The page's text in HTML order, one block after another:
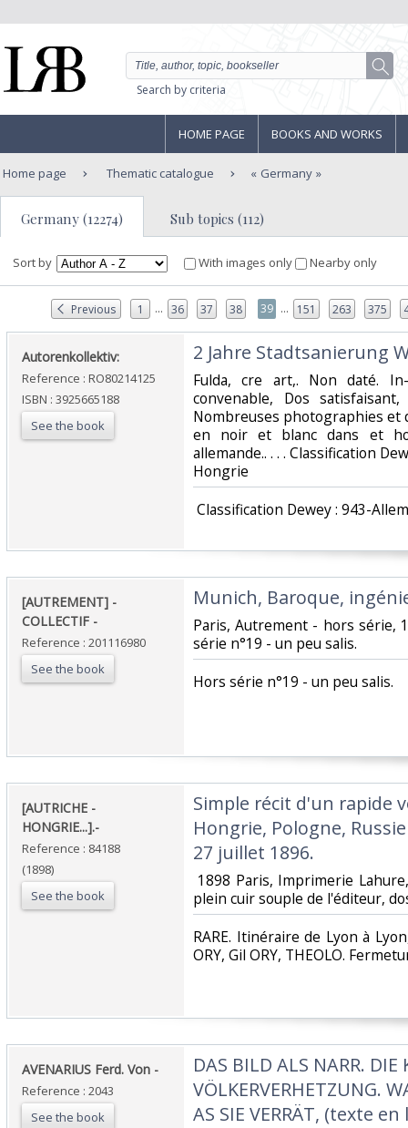
Search by criteria
HOME PAGE BOOKS AND WORKS
Home page Thematic catalogue Germany
Germany (12274) Sub topics (112)
Sort by With images only Nearby only
Previous 1 ... 36 37 38 39 ... 151 263 375
‎Autorenkollektiv:‎
Reference : RO80214125
ISBN : 3925665188
See the book
‎2 Jahre Stadtsanierung
‎Fulda, cre art,. Non daté.
convenable, Dos
Nombreuses photographies et
en noir et blanc dans et
allemande.. . . . Classification
Hongrie‎
Classification Dewey : 943-
‎[AUTREMENT] -
COLLECTIF - ‎
Reference : 201116980
See the book
‎Munich, Baroque,
‎Paris, Autrement - hors série,
série n°19 - un peu salis.‎
‎Hors série n°19 - un peu salis.‎
‎[AUTRICHE -
HONGRIE...].-‎
Reference : 84188
(1898)
See the book
‎Simple récit d'un rapide
Hongrie, Pologne,
27 juillet 1896.‎
1898 Paris, Imprimerie
plein cuir souple de l'éditeur,
‎RARE. Itinéraire de Lyon à
ORY, Gil ORY, THEOLO.
‎AVENARIUS Ferd. Von -‎
Reference : 2043
See the book
‎DAS BILD ALS NARR. DIE
VÖLKERVERHETZUNG.
AS SIE VERRÄT, (texte